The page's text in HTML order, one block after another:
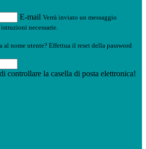
E-mail Verrà inviato un messaggio
necessarie.
al nome utente? Effettua il reset della password
controllare la casella di posta elettronica!